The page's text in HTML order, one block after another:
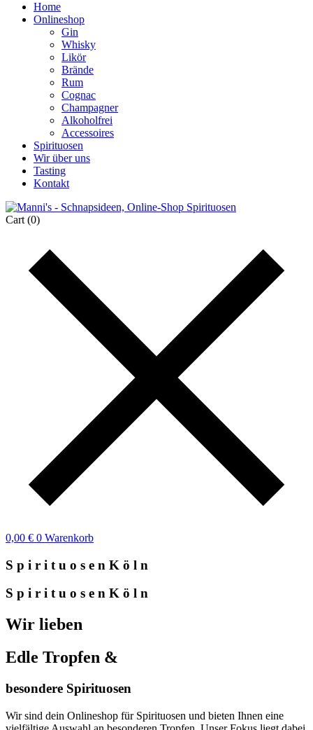
Home
Onlineshop
Gin
Whisky
Likör
Brände
Rum
Cognac
Champagner
Alkoholfrei
Accessoires
Spirituosen
Wir über uns
Tasting
Kontakt
Cart (0)
0,00 € 0 Warenkorb
S p i r i t u o s e n K ö l n
S p i r i t u o s e n K ö l n
Wir lieben
Edle Tropfen &
besondere Spirituosen
Wir sind dein Onlineshop für Spirituosen und bieten Ihnen eine